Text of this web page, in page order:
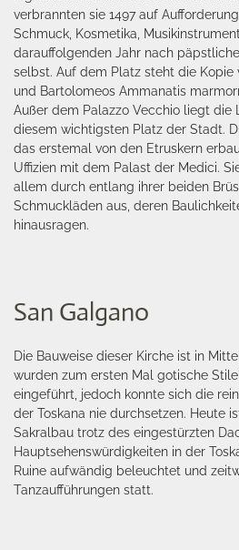
verbrannten sie 1497 auf
Schmuck, Kosmetika,
darauffolgenden Jahr nach
selbst. Auf dem Platz steht die Kopie
und Bartolomeos Ammanatis
Außer dem Palazzo Vecchio liegt die
diesem wichtigsten Platz der Stadt.
das erstemal von den Etruskern
Uffizien mit dem Palast der Medici.
allem durch entlang ihrer beiden
Schmuckläden aus, deren
hinausragen.
San Galgano
Die Bauweise dieser Kirche ist in
wurden zum ersten Mal gotische
eingeführt, jedoch konnte sich die
der Toskana nie durchsetzen. Heute
Sakralbau trotz des eingestürzten
Hauptsehenswürdigkeiten in der
Ruine aufwändig beleuchtet und
Tanzaufführungen statt.